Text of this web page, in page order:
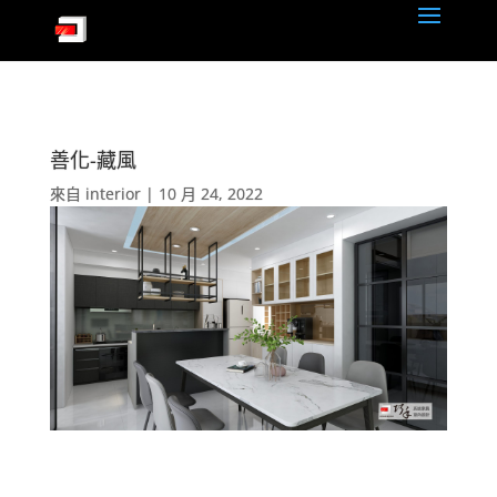
善化-藏風
來自 interior| 10 月 24, 2022